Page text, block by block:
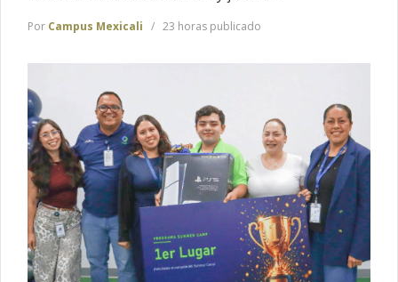
Por Campus Mexicali 23 horas publicado